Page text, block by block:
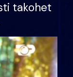
takohet
letër